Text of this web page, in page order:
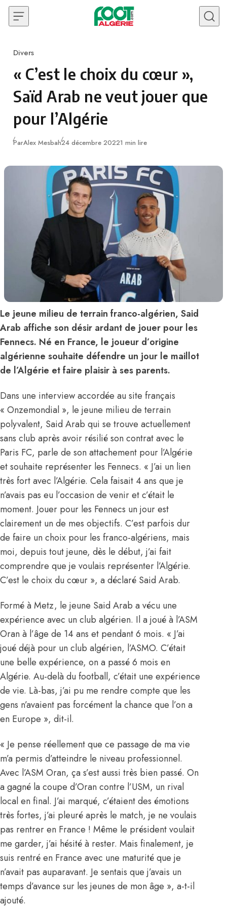
Skip to content
Category
Divers
« C’est le choix du cœur »,
Saïd Arab ne veut jouer que
pour l’Algérie
ParAlex MesbahPublié
24 décembre 20221 min lire
Le jeune milieu de terrain franco-algérien, Said
Arab affiche son désir ardant de jouer pour les
Fennecs. Né en France, le joueur d’origine
algérienne souhaite défendre un jour le maillot
de l’Algérie et faire plaisir à ses parents.
Dans une interview accordée au site français
« Onzemondial », le jeune milieu de terrain
polyvalent, Said Arab qui se trouve actuellement
sans club après avoir résilié son contrat avec le
Paris FC, parle de son attachement pour l’Algérie
et souhaite représenter les Fennecs. « J’ai un lien
très fort avec l’Algérie. Cela faisait 4 ans que je
n’avais pas eu l’occasion de venir et c’était le
moment. Jouer pour les Fennecs un jour est
clairement un de mes objectifs. C’est parfois dur
de faire un choix pour les franco-algériens, mais
moi, depuis tout jeune, dès le début, j’ai fait
comprendre que je voulais représenter l’Algérie.
C’est le choix du cœur », a déclaré Said Arab.
Formé à Metz, le jeune Said Arab a vécu une
expérience avec un club algérien. Il a joué à l’ASM
Oran à l’âge de 14 ans et pendant 6 mois. « J’ai
joué déjà pour un club algérien, l’ASMO. C’était
une belle expérience, on a passé 6 mois en
Algérie. Au-delà du football, c’était une expérience
de vie. Là-bas, j’ai pu me rendre compte que les
gens n’avaient pas forcément la chance que l’on a
en Europe », dit-il.
« Je pense réellement que ce passage de ma vie
m’a permis d’atteindre le niveau professionnel.
Avec l’ASM Oran, ça s’est aussi très bien passé. On
a gagné la coupe d’Oran contre l’USM, un rival
local en final. J’ai marqué, c’étaient des émotions
très fortes, j’ai pleuré après le match, je ne voulais
pas rentrer en France ! Même le président voulait
me garder, j’ai hésité à rester. Mais finalement, je
suis rentré en France avec une maturité que je
n’avait pas auparavant. Je sentais que j’avais un
temps d’avance sur les jeunes de mon âge », a-t-il
ajouté.